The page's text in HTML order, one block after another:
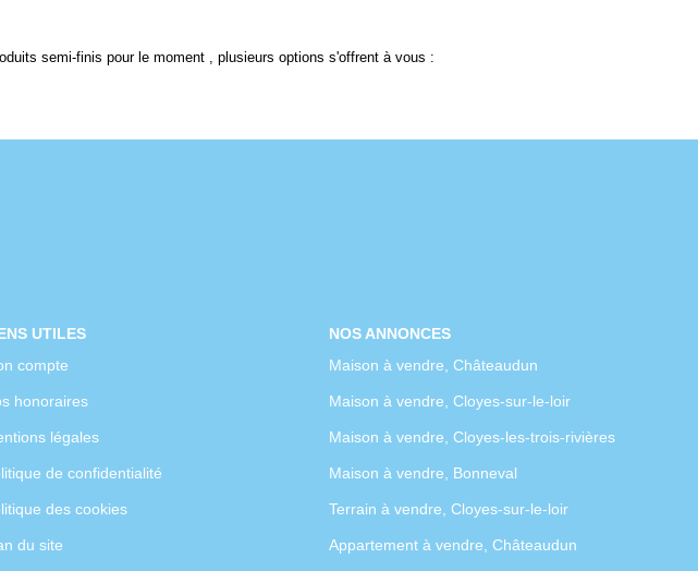
semi-finis pour le moment , plusieurs options s'offrent à vous :
UTILES
compte
honoraires
légales
de confidentialité
des cookies
du site
NOS ANNONCES
Maison à vendre, Châteaudun
Maison à vendre, Cloyes-sur-le-loir
Maison à vendre, Cloyes-les-trois-rivières
Maison à vendre, Bonneval
Terrain à vendre, Cloyes-sur-le-loir
Appartement à vendre, Châteaudun